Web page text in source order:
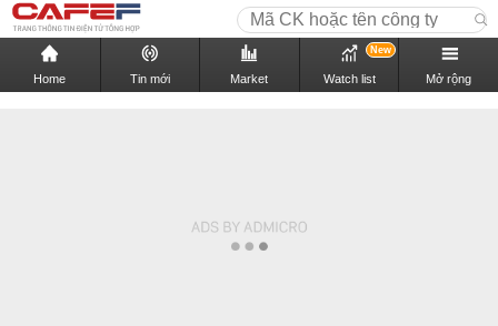
Home Tin mới Market Watch list
New
Mở rộng